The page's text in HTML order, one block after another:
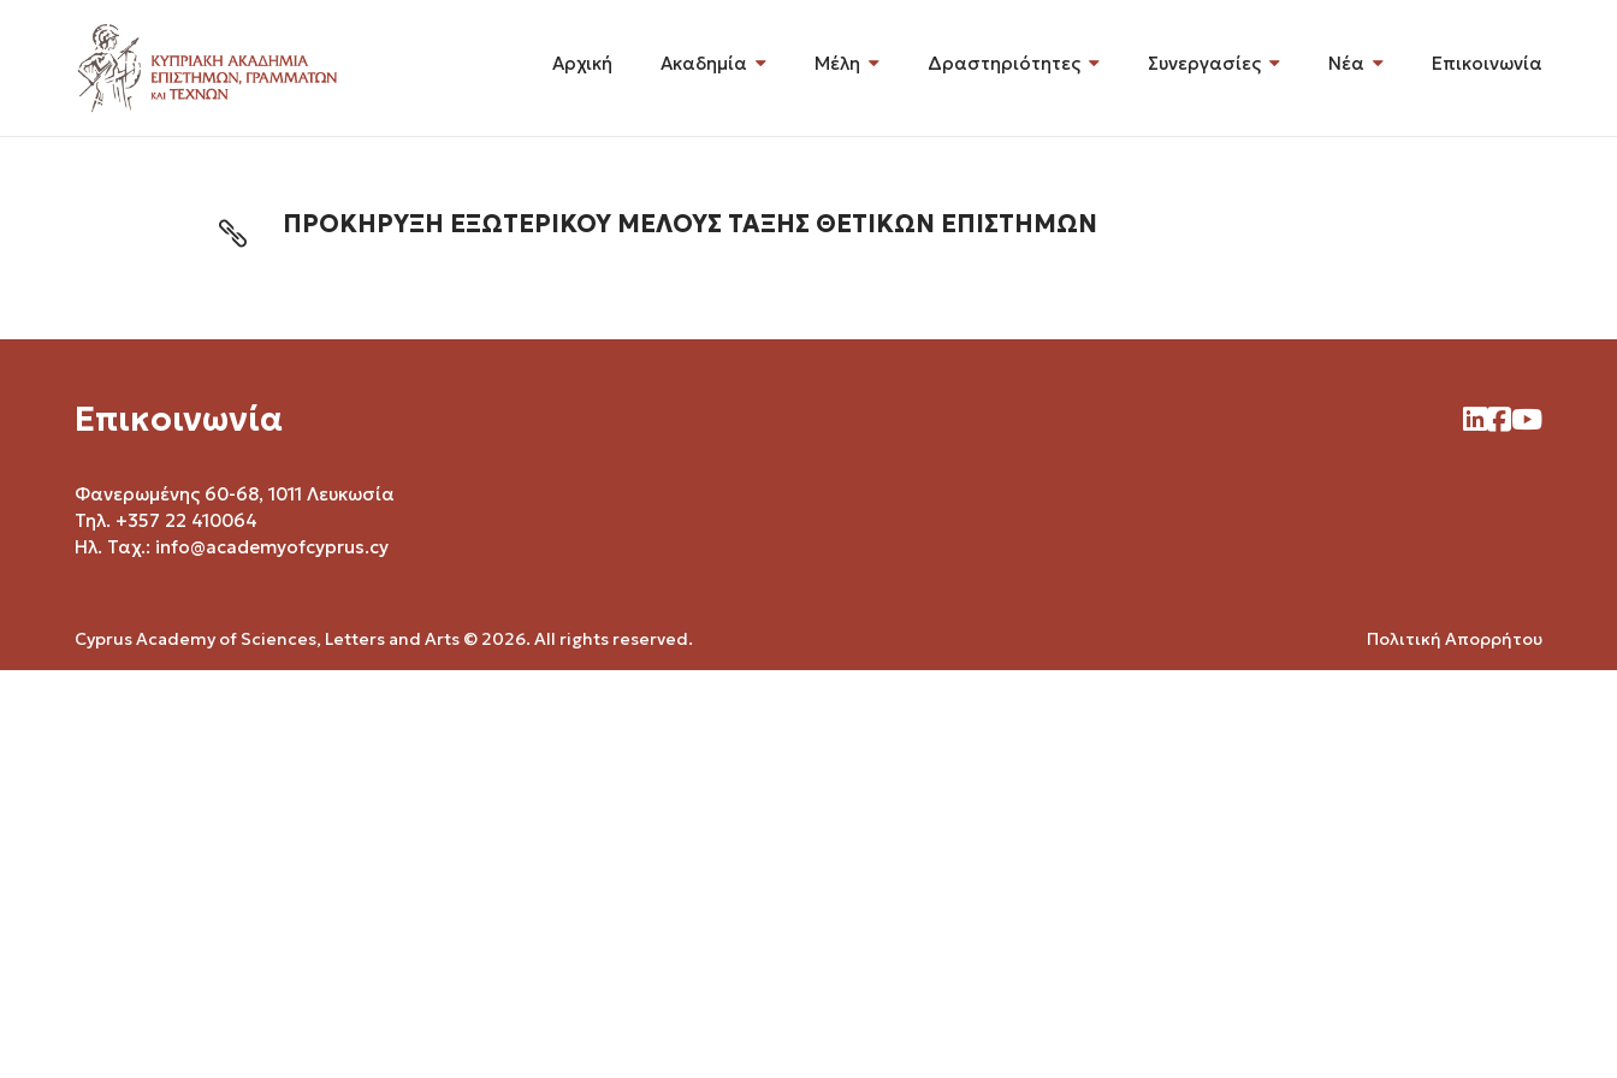
Αρχική Ακαδημία Μέλη Δραστηριότητες Συνεργασίες Νέα Επικοινωνία
ΠΡΟΚΗΡΥΞΗ ΕΞΩΤΕΡΙΚΟΥ ΜΕΛΟΥΣ ΤΑΞΗΣ ΘΕΤΙΚΩΝ ΕΠΙΣΤΗΜΩΝ
Επικοινωνία
Φανερωμένης 60-68, 1011 Λευκωσία
Τηλ. +357 22 410064
Ηλ. Ταχ.: info@academyofcyprus.cy
Cyprus Academy of Sciences, Letters and Arts © 2026. All rights reserved. Πολιτική Απορρήτου